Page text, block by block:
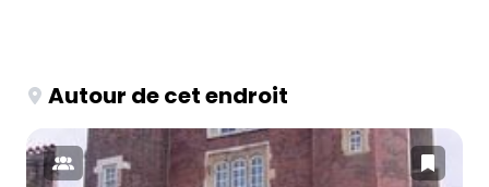
Autour de cet endroit